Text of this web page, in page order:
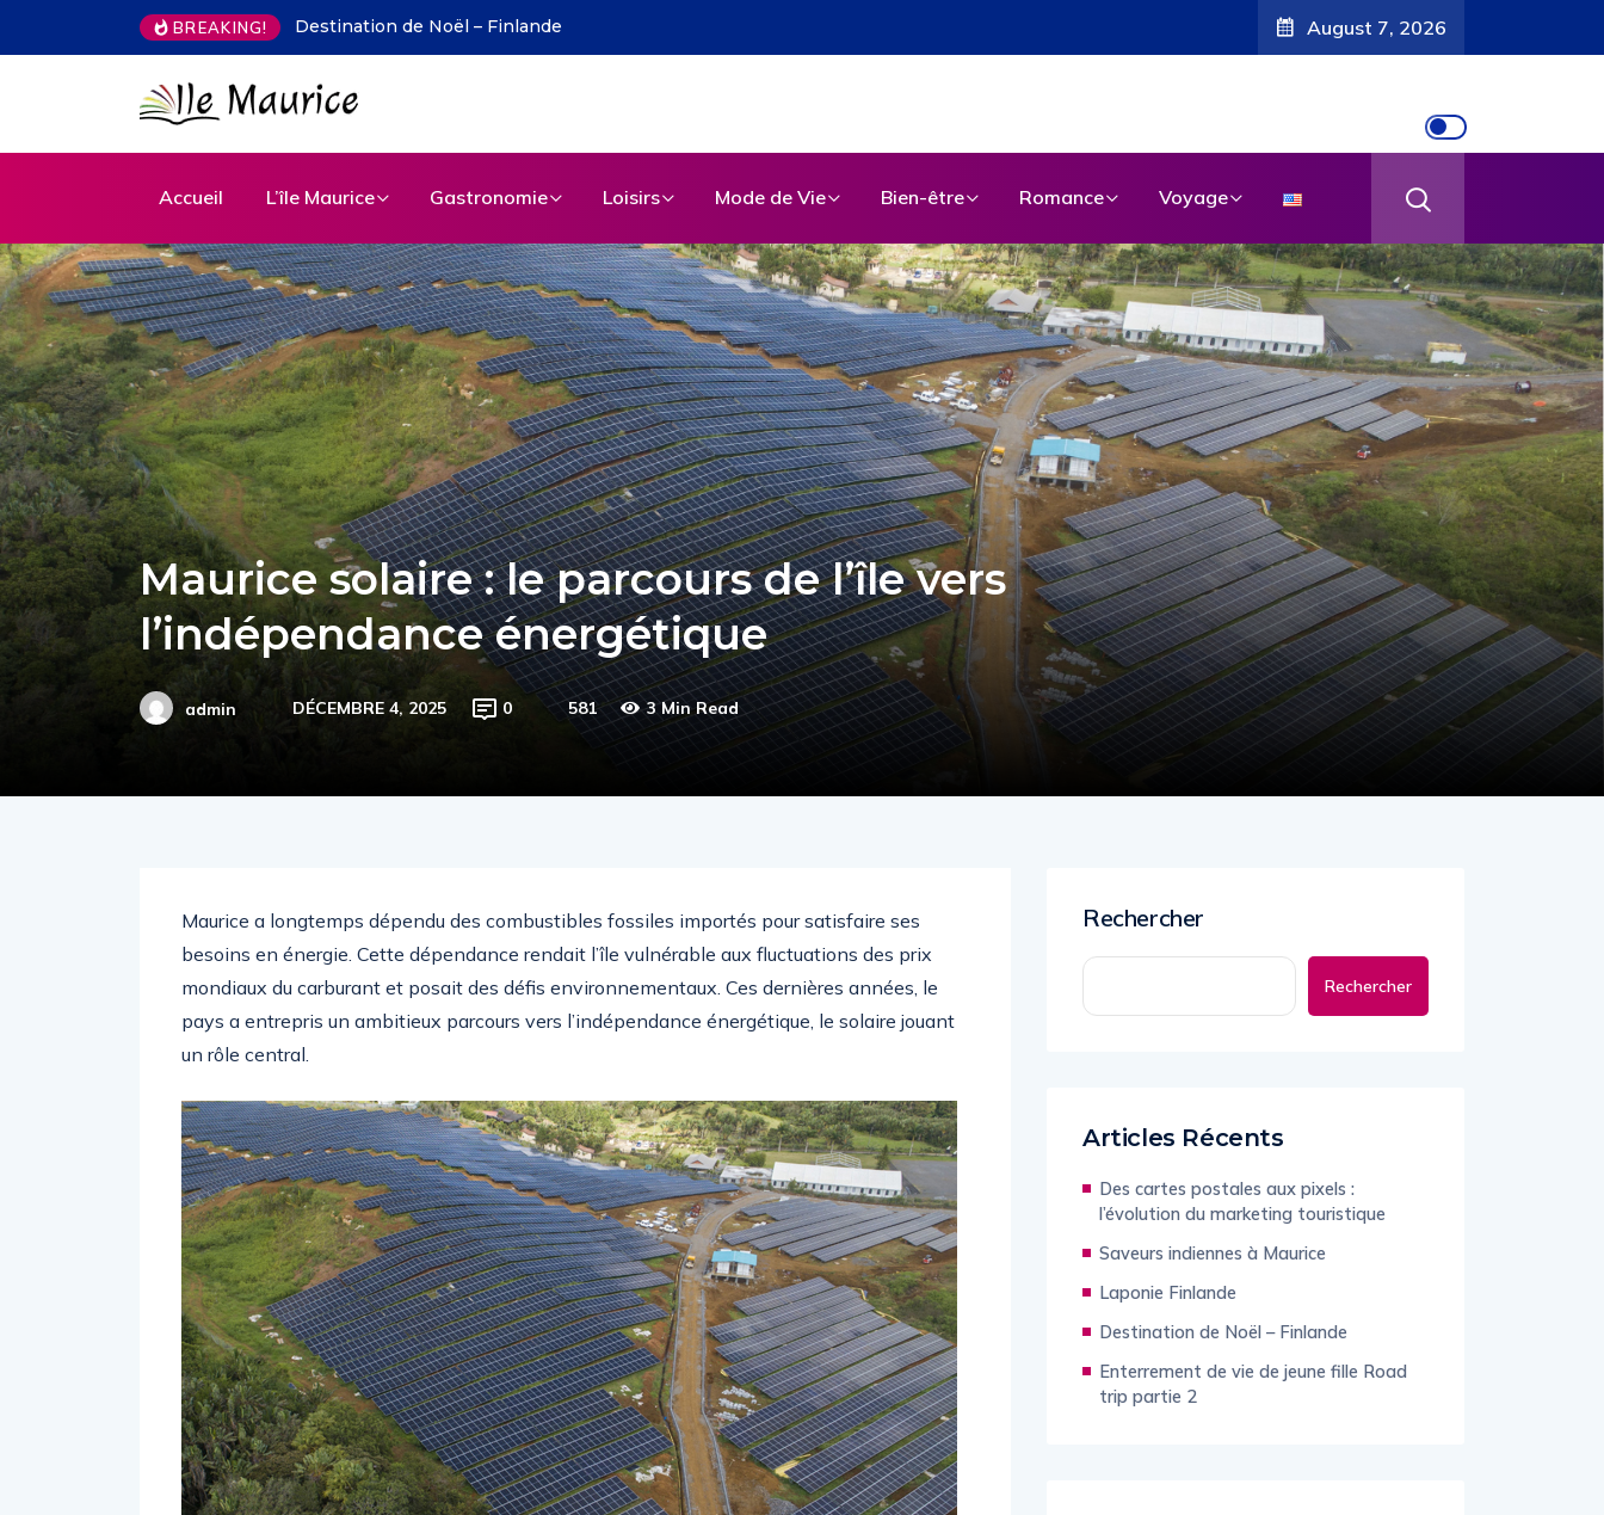
BREAKING! Des cartes postales aux pixels : l’évolution du marketing touristique August 7, 2026
Accueil L’île Maurice Gastronomie Loisirs Mode de Vie Bien-être Romance Voyage
Maurice solaire : le parcours de l’île vers
l’indépendance énergétique
admin DÉCEMBRE 4, 2025 0 581 3 Min Read
Maurice a longtemps dépendu des combustibles fossiles importés pour satisfaire ses
besoins en énergie. Cette dépendance rendait l’île vulnérable aux fluctuations des prix
mondiaux du carburant et posait des défis environnementaux. Ces dernières années, le
pays a entrepris un ambitieux parcours vers l’indépendance énergétique, le solaire jouant
un rôle central.
Rechercher
Rechercher
Articles Récents
Des cartes postales aux pixels :
l’évolution du marketing touristique
Saveurs indiennes à Maurice
Laponie Finlande
Destination de Noël – Finlande
Enterrement de vie de jeune fille Road
trip partie 2